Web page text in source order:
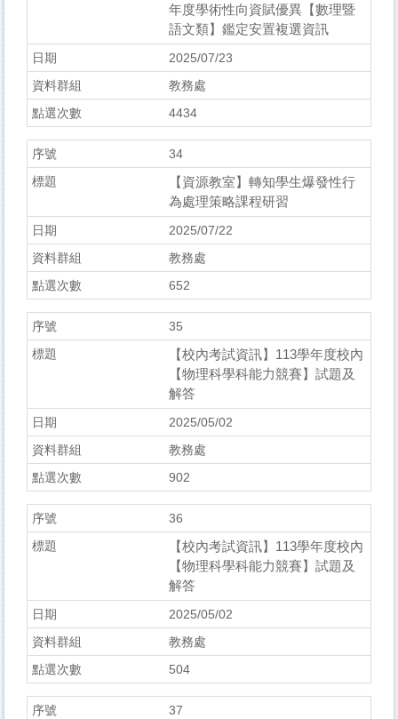
年度學術性向資賦優異【數理暨
語文類】鑑定安置複選資訊
2025/07/23
教務處
4434
34
【資源教室】轉知學生爆發性行
為處理策略課程研習
2025/07/22
教務處
652
35
【校內考試資訊】113學年度校內
【物理科學科能力競賽】試題及
解答
2025/05/02
教務處
902
36
【校內考試資訊】113學年度校內
【物理科學科能力競賽】試題及
解答
2025/05/02
教務處
504
37